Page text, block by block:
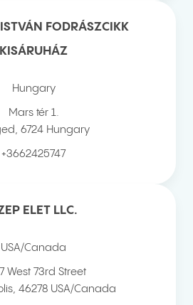
FODRÁSZCIKK
KISÁRUHÁZ
Hungary
Mars tér 1.
6724 Hungary
+3662425747
ELET LLC.
USA/Canada
West 73rd Street
46278 USA/Canada